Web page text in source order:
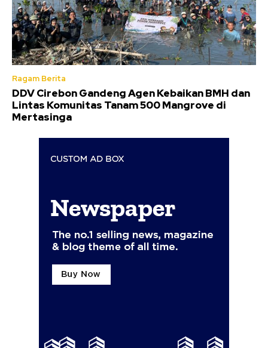
Ragam Berita
DDV Cirebon Gandeng Agen Kebaikan BMH dan
Lintas Komunitas Tanam 500 Mangrove di
Mertasinga